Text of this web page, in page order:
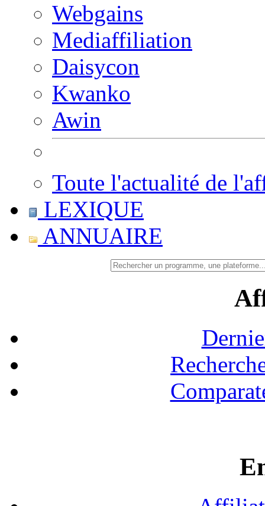
Webgains
Mediaffiliation
Daisycon
Kwanko
Awin
Toute l'actualité de
LEXIQUE
ANNUAIRE